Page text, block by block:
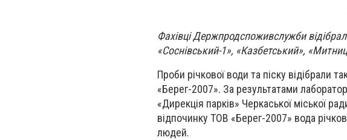
Фахівці Держпродспоживслужби
«Соснівський-1», «Казбетський»,
Проби річкової води та піску відібрали
«Берег-2007». За результатами
«Дирекція парків» Черкаської міської
відпочинку ТОВ «Берег-2007» вода
людей.